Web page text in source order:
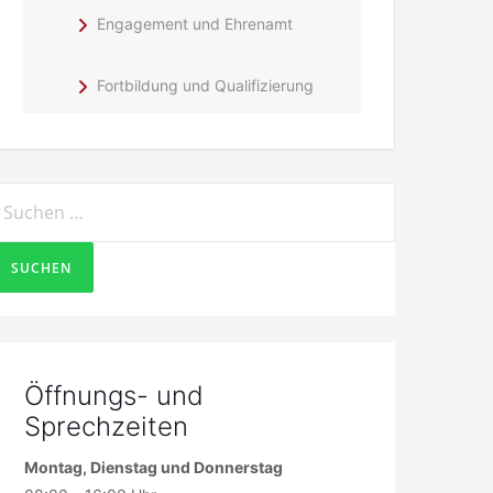
Engagement und Ehrenamt
Fortbildung und Qualifizierung
Öffnungs- und
Sprechzeiten
Montag, Dienstag und Donnerstag